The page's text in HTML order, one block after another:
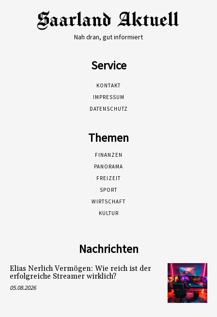
Nah dran, gut informiert
Service
KONTAKT
IMPRESSUM
DATENSCHUTZ
Themen
FINANZEN
PANORAMA
FREIZEIT
SPORT
WIRTSCHAFT
KULTUR
Nachrichten
Elias Nerlich Vermögen: Wie reich ist der
erfolgreiche Streamer wirklich?
05.08.2026